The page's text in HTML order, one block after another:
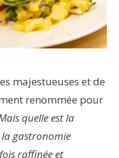
majestueuses et de
renommée pour
quelle est la
gastronomie
raffinée et